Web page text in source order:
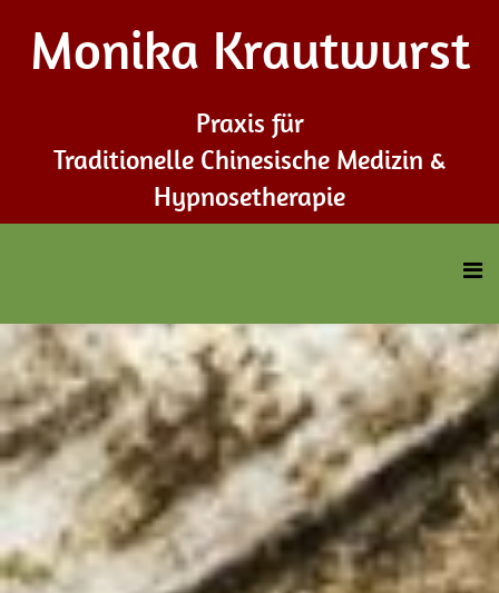
Monika Krautwurst
Praxis für
Traditionelle Chinesische Medizin &
Hypnosetherapie